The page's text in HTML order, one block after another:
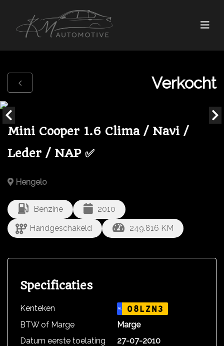
Verkocht
Mini Cooper 1.6 Clima / Navi /
Leder / NAP ✅
Hengelo
Benzine
2010
Handgeschakeld
249.816 KM
Specificaties
Kenteken NL 08LZN3
BTW of Marge
Marge
Datum eerste toelating
27-07-2010